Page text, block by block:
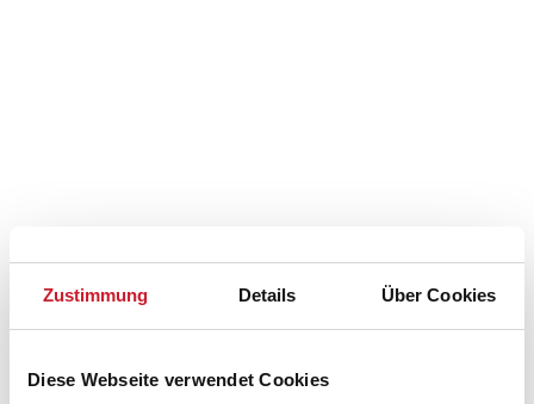
Zustimmung Details Über Cookies
Diese Webseite verwendet Cookies